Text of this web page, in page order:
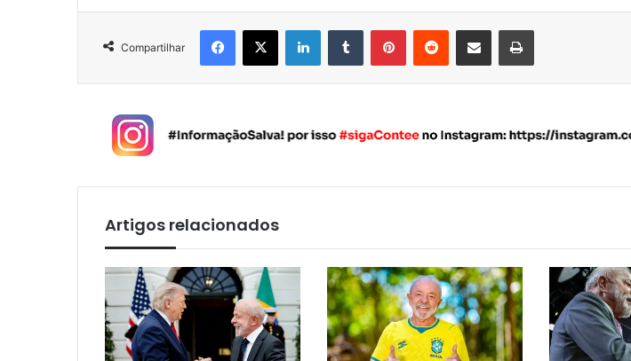
Compartilhar
Artigos relacionados